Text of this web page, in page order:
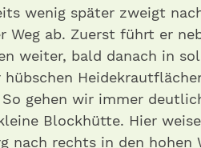
wenig später zweigt
Weg ab. Zuerst führt er
weiter, bald danach in
hübschen
So gehen wir immer
Blockhütte. Hier
nach rechts in den hohen